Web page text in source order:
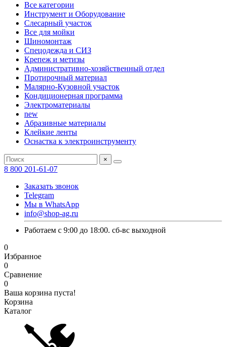
Все категории
Инструмент и Оборудование
Слесарный участок
Все для мойки
Шиномонтаж
Спецодежда и СИЗ
Крепеж и метизы
Административно-хозяйственный отдел
Протирочный материал
Малярно-Кузовной участок
Кондиционерная программа
Электроматериалы
new
Абразивные материалы
Клейкие ленты
Оснастка к электроинструменту
×
8 800 201-61-07
Заказать звонок
Telegram
Мы в WhatsApp
info@shop-ag.ru
Работаем с 9:00 до 18:00. сб-вс выходной
0
Избранное
0
Сравнение
0
Ваша корзина пуста!
Корзина
Каталог